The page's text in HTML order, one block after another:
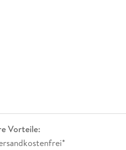
Vorteile: